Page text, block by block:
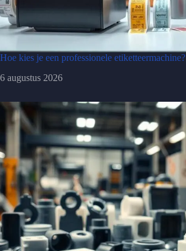
Hoe kies je een professionele etiketteermachine?
6 augustus 2026